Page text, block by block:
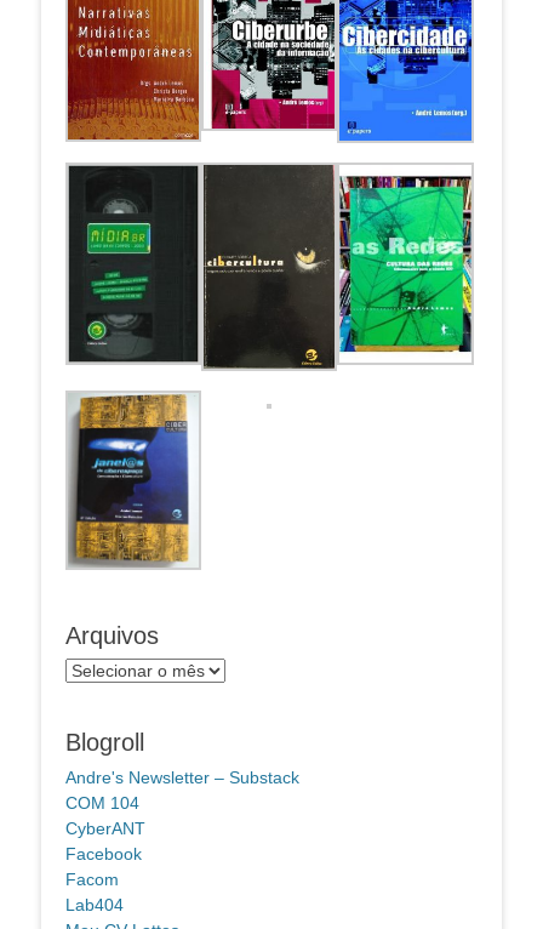
Arquivos
Arquivos
Blogroll
Andre's Newsletter – Substack
COM 104
CyberANT
Facebook
Facom
Lab404